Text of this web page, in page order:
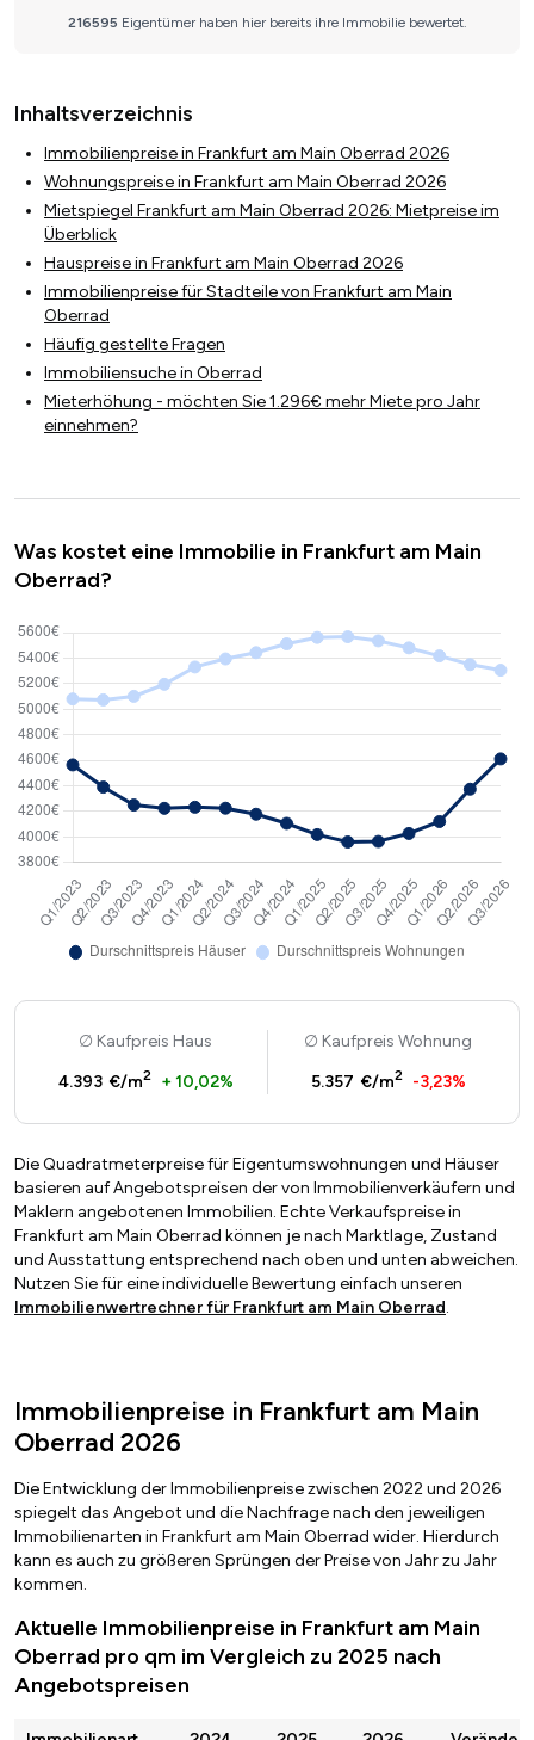
Inhaltsverzeichnis
Immobilienpreise in Frankfurt am Main Oberrad 2026
Wohnungspreise in Frankfurt am Main Oberrad 2026
Mietspiegel Frankfurt am Main Oberrad 2026: Mietpreise im
Überblick
Hauspreise in Frankfurt am Main Oberrad 2026
Immobilienpreise für Stadteile von Frankfurt am Main
Oberrad
Häufig gestellte Fragen
Immobiliensuche in Oberrad
Mieterhöhung - möchten Sie 1.296€ mehr Miete pro Jahr
einnehmen?
Was kostet eine Immobilie in Frankfurt am Main
Oberrad?
Kaufpreis Haus
4.393 €/m2 + 10,02%
Kaufpreis Wohnung
5.357 €/m2 -3,23%
Die Quadratmeterpreise für Eigentumswohnungen und Häuser
basieren auf Angebotspreisen der von Immobilienverkäufern und
Maklern angebotenen Immobilien. Echte Verkaufspreise in
Frankfurt am Main Oberrad können je nach Marktlage, Zustand
und Ausstattung entsprechend nach oben und unten abweichen.
Nutzen Sie für eine individuelle Bewertung einfach unseren
Immobilienwertrechner für Frankfurt am Main Oberrad.
Immobilienpreise in Frankfurt am Main
Oberrad 2026
Die Entwicklung der Immobilienpreise zwischen 2022 und 2026
spiegelt das Angebot und die Nachfrage nach den jeweiligen
Immobilienarten in Frankfurt am Main Oberrad wider. Hierdurch
kann es auch zu größeren Sprüngen der Preise von Jahr zu Jahr
kommen.
Aktuelle Immobilienpreise in Frankfurt am Main
Oberrad pro qm im Vergleich zu 2025 nach
Angebotspreisen